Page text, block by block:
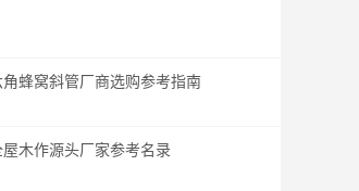
蜂窝斜管厂商选购参考指南
木作源头厂家参考名录